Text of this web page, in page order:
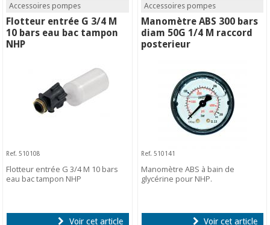
Accessoires pompes
Flotteur entrée G 3/4 M
10 bars eau bac tampon
NHP
Ref. 510108
Flotteur entrée G 3/4 M 10 bars
eau bac tampon NHP
Voir cet article
Accessoires pompes
Manomètre ABS 300 bars
diam 50G 1/4 M raccord
posterieur
Ref. 510141
Manomètre ABS à bain de
glycérine pour NHP.
Voir cet article